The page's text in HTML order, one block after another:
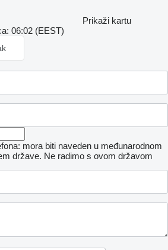
Prikaži kartu
06:02 (EEST)
mora biti naveden u međunarodnom
države. Ne radimo s ovom državom